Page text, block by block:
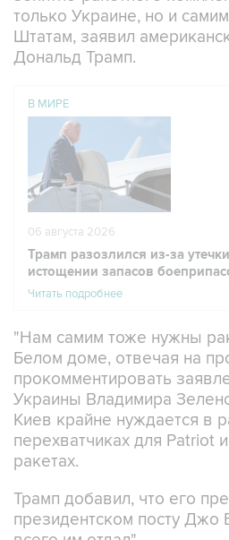
Дональд Трамп.
В МИРЕ
06 августа 2026
Трамп разозлился из-за
истощении запасов
Читать подробнее
"Нам самим тоже нужны
прокомментировать
Украины Владимира
Киев крайне нуждается в
перехватчиках для Patriot
ракетах.
Трамп добавил, что его
всего им отдал".